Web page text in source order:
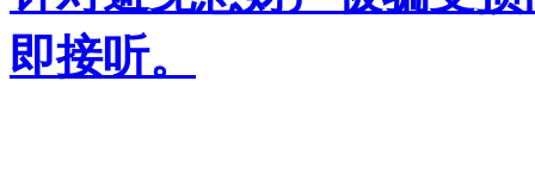
即接听。